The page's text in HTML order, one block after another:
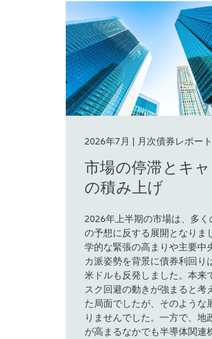
2026年7月 | 月次債券レポート
市場の停滞とキ
の積み上げ
2026年上半期の市場は、多く
の予想に反する展開となりま
学的な緊張の高まりや主要中
カ派姿勢を背景に債券利回り
米ドルも反発しました。本来
スク回避の動きが強まると考
た局面でしたが、そのような
りませんでした。一方で、地
が高まるなかでも半導体関連